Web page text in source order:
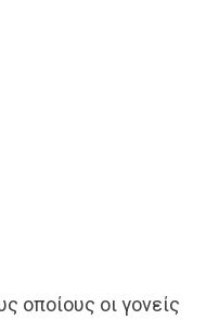
οποίους οι γονείς